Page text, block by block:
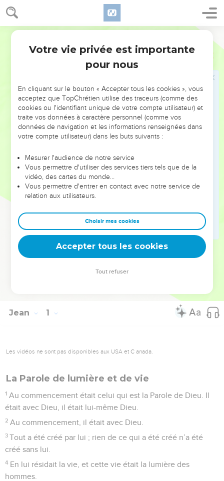
Jean Introduction
ténèbres, la Vérité qui affranchit du mensonge, en un mot :
le Seigneur lui-même.
Devant de telles affirmations, on ne pouvait que condamner
ou croire. La plupart ont crié au *blasphème, mais plusieurs
vers qui irions-nous ? Toi seul, tu as les paroles de la vie
éternelle » (6.68).
L’affrontement qui a marqué les trois années de vie
publique de Jésus culmine dans son procès fantoche et
dans sa condamnation par les hommes (ch. 13 à 19). Mais
la vie pour toujours. Il a ainsi prouvé son innocence, et
montré que ses paroles étaient vraies. C’est pourquoi
Thomas, vaincu par l’évidence, a proclamé en l’adorant : «
Mon Seigneur et mon Dieu » (20.28). Jean invite ses
écrits pour que vous croyiez que Jésus est le Christ, le Fils
de Dieu, et qu’en croyant, vous possédiez la vie en son nom
» (cf. 20.31).
permission. All rights reserved worldwide.
Jean 1
Les vidéos ne sont pas disponibles aux USA et C anada.
La Parole de lumière et de vie
1 Au commencement était celui qui est la Parole de Dieu. Il
était avec Dieu, il était lui-même Dieu.
2 Au commencement, il était avec Dieu.
3 Tout a été créé par lui ; rien de ce qui a été créé n’a été
créé sans lui.
4 En lui résidait la vie, et cette vie était la lumière des
hommes.
Votre vie privée est importante
pour nous
En cliquant sur le bouton « Accepter tous les cookies », vous
acceptez que TopChrétien utilise des traceurs (comme des
cookies ou l'identifiant unique de votre compte utilisateur) et
traite vos données à caractère personnel (comme vos
données de navigation et les informations renseignées dans
votre compte utilisateur) dans les buts suivants :
Mesurer l'audience de notre service
Vous permettre d'utiliser des services tiers tels que de la
vidéo, des cartes du monde…
Vous permettre d'entrer en contact avec notre service de
relation aux utilisateurs.
Choisir mes cookies
Accepter tous les cookies
Tout refuser